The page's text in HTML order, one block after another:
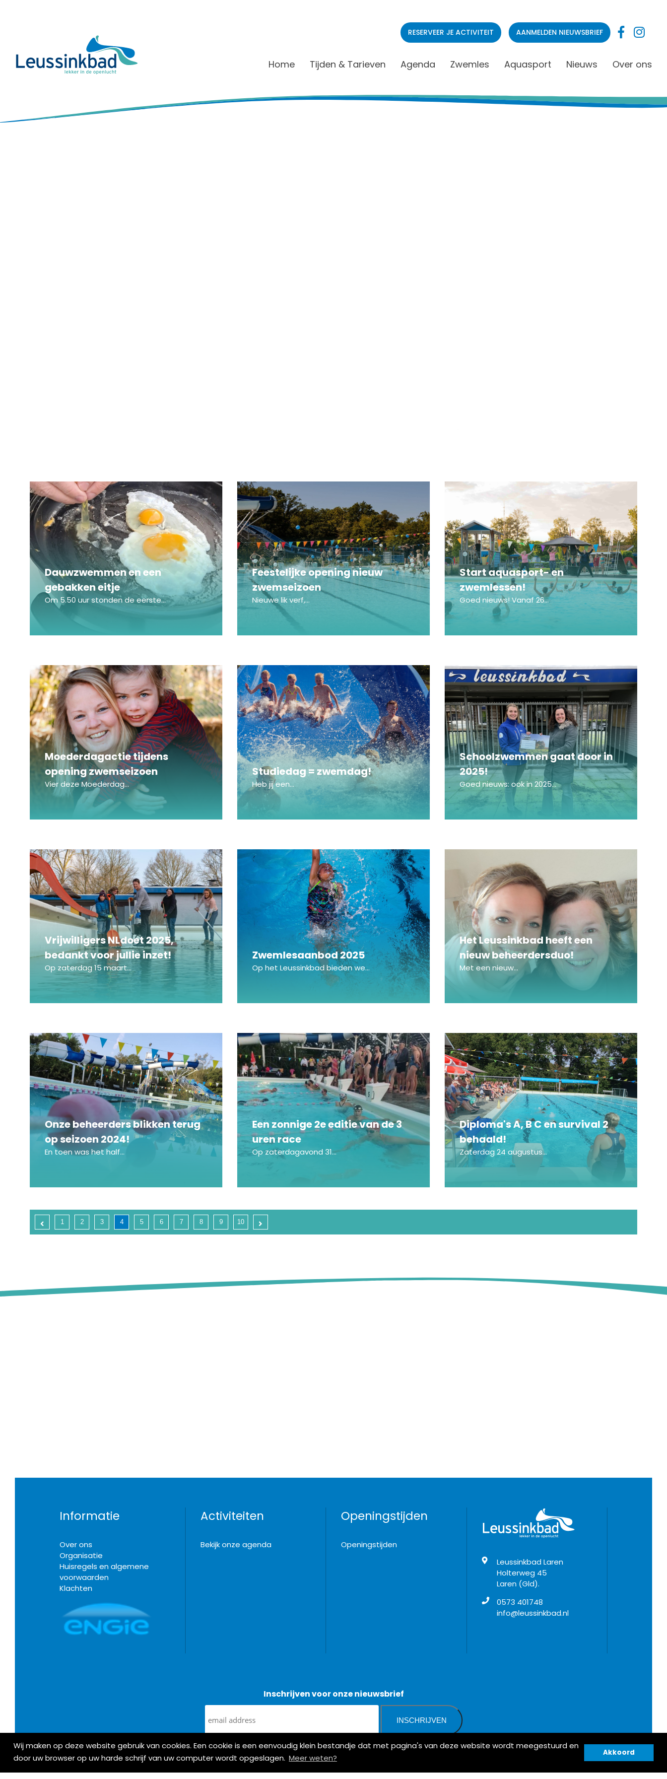
Wij maken op deze website gebruik van cookies. Een cookie is een eenvoudig klein bestandje dat met pagina's van deze website wordt meegestuurd en
door uw browser op uw harde schrijf van uw computer wordt opgeslagen. Meer weten?
Akkoord
RESERVEER JE ACTIVITEIT AANMELDEN NIEUWSBRIEF
Home Tijden & Tarieven Agenda Zwemles Aquasport Nieuws Over ons
Dauwzwemmen en een
gebakken eitje
Om 5.50 uur stonden de eerste...
Feestelijke opening nieuw
zwemseizoen
Nieuwe lik verf,...
Start aquasport- en
zwemlessen!
Goed nieuws! Vanaf 26...
Moederdagactie tijdens
opening zwemseizoen
Vier deze Moederdag...
Studiedag = zwemdag!
Heb jij een...
Schoolzwemmen gaat door in
2025!
Goed nieuws: ook in 2025...
Vrijwilligers NLdoet 2025,
bedankt voor jullie inzet!
Op zaterdag 15 maart...
Zwemlesaanbod 2025
Op het Leussinkbad bieden we...
Het Leussinkbad heeft een
nieuw beheerdersduo!
Met een nieuw...
Onze beheerders blikken terug
op seizoen 2024!
En toen was het half...
Een zonnige 2e editie van de 3
uren race
Op zaterdagavond 31...
Diploma's A, B C en survival 2
behaald!
Zaterdag 24 augustus...
Informatie
Over ons
Organisatie
Huisregels en algemene
voorwaarden
Klachten
Activiteiten
Bekijk onze agenda
Openingstijden
Openingstijden
Leussinkbad Laren
Holterweg 45
Laren (Gld).
0573 401748
info@leussinkbad.nl
Inschrijven voor onze nieuwsbrief